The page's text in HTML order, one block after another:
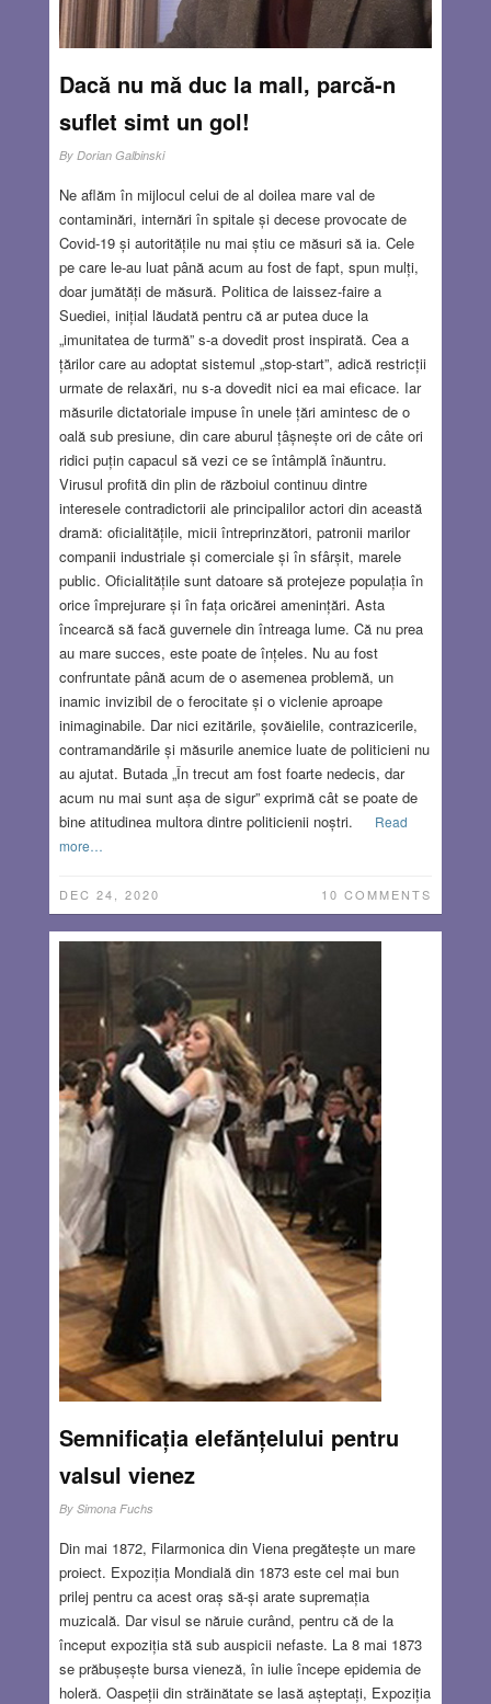
Dacă nu mă duc la mall, parcă-n
suflet simt un gol!
By Dorian Galbinski
Ne aflăm în mijlocul celui de al doilea mare val de
contaminări, internări în spitale și decese provocate de
Covid-19 și autoritățile nu mai știu ce măsuri să ia. Cele
pe care le-au luat până acum au fost de fapt, spun mulți,
doar jumătăți de măsură. Politica de laissez-faire a
Suediei, inițial lăudată pentru că ar putea duce la
„imunitatea de turmă” s-a dovedit prost inspirată. Cea a
țărilor care au adoptat sistemul „stop-start”, adică restricții
urmate de relaxări, nu s-a dovedit nici ea mai eficace. Iar
măsurile dictatoriale impuse în unele țări amintesc de o
oală sub presiune, din care aburul țâșnește ori de câte ori
ridici puțin capacul să vezi ce se întâmplă înăuntru.
Virusul profită din plin de războiul continuu dintre
interesele contradictorii ale principalilor actori din această
dramă: oficialitățile, micii întreprinzători, patronii marilor
companii industriale și comerciale și în sfârșit, marele
public. Oficialitățile sunt datoare să protejeze populația în
orice împrejurare și în fața oricărei amenințări. Asta
încearcă să facă guvernele din întreaga lume. Că nu prea
au mare succes, este poate de înțeles. Nu au fost
confruntate până acum de o asemenea problemă, un
inamic invizibil de o ferocitate și o viclenie aproape
inimaginabile. Dar nici ezitările, șovăielile, contrazicerile,
contramandările și măsurile anemice luate de politicieni nu
au ajutat. Butada „În trecut am fost foarte nedecis, dar
acum nu mai sunt așa de sigur” exprimă cât se poate de
bine atitudinea multora dintre politicienii noștri.
Read
more…
DEC 24, 2020 10 COMMENTS
Semnificația elefănțelului pentru
valsul vienez
By Simona Fuchs
Din mai 1872, Filarmonica din Viena pregătește un mare
proiect. Expoziția Mondială din 1873 este cel mai bun
prilej pentru ca acest oraș să-și arate supremația
muzicală. Dar visul se năruie curând, pentru că de la
început expoziția stă sub auspicii nefaste. La 8 mai 1873
se prăbușește bursa vieneză, în iulie începe epidemia de
holeră. Oaspeții din străinătate se lasă așteptați, Expoziția